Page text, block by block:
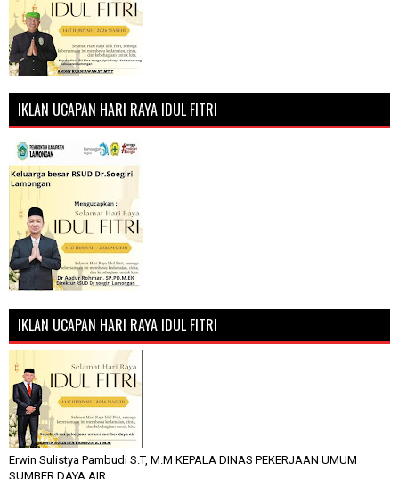
IKLAN UCAPAN HARI RAYA IDUL FITRI
IKLAN UCAPAN HARI RAYA IDUL FITRI
Erwin Sulistya Pambudi S.T, M.M KEPALA DINAS PEKERJAAN UMUM
SUMBER DAYA AIR